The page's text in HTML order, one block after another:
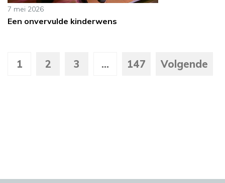
7 mei 2026
Een onvervulde kinderwens
1 2 3 ... 147 Volgende